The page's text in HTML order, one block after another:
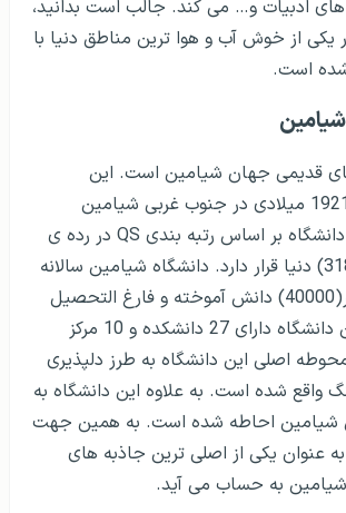
ادبیات و… می کند. جالب است بدانید،
یکی از خوش آب و هوا ترین مناطق دنیا با
شده است.
قدیمی جهان شیامین است. این
دانشگاه در سال 1921 میلادی در جنوب غربی شیامین
تاسیس شد. این دانشگاه بر اساس رتبه بندی QS در رده ی
سیصد و هجده(318) دنیا قرار دارد. دانشگاه شیامین سالانه
بیش از چهل هزار(40000) دانش آموخته و فارغ التحصیل
دارد. همچنین این دانشگاه دارای 27 دانشکده و 10 مرکز
اصلی این دانشگاه به طرز دلپذیری
واقع شده است. به علاوه این دانشگاه به
شیامین احاطه شده است. به همین جهت
عنوان یکی از اصلی ترین جاذبه های
به حساب می آید.